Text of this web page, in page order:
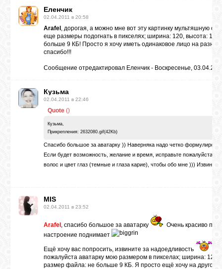
Еленчик
02.04.2011 в 20:58
Arafel , дорогая, а можно мне вот эту картинку мультяшную
еще размеры подогнать в пикселях; ширина: 120, высота:
больше 9 КБ! Просто я хочу иметь одинаковое лицо на
спасибо!!!
Сообщение отредактировал Еленчик - Воскресенье,
Кузьма
02.04.2011 в 22:46
Quote ()
Кузьма,
Прикрепления: 2632080.gif(42Kb)
Спасибо большое за аватарку )) Наверняка надо четко
Если будет возможность, желание и время, исправьте пожалуйста
волос и цвет глаз (темные и глаза карие), чтобы обо мне )))
MIS
02.04.2011 в 23:52
Arafel , спасибо большое за аватарку
Очень красиво
настроение поднимает
Ещё хочу вас попросить, извините за надоедливость
пожалуйста аватарку мою размером в пикселах; ширина: 120,
размер файла: не больше 9 КБ. Я просто ещё хочу на другом